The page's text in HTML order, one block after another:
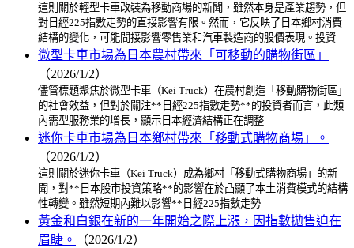
這則關於輕型卡車改裝為移動商場的新聞，雖然本身是產業趨勢，但
對日經225指數走勢的直接影響有限。然而，它反映了日本鄉村消費
結構的變化，可能間接影響零售業和汽車製造商的股價表現。投資
微型卡車市場為日本農村帶來「可移動的購物街區」
（2026/1/2）
儘管標題聚焦於微型卡車（Kei Truck）在農村創造「移動購物街區」
的社會效益，但對於關注**日經225指數走勢**的投資者而言，此類
內需型服務業的增長，顯示日本經濟結構正在調整
迷你卡車市場為日本鄉村帶來「移動式購物商場」。
（2026/1/2）
這則關於迷你卡車（Kei Truck）成為鄉村「移動式購物商場」的新
聞，對**日本股市投資策略**的影響在於凸顯了本土消費模式的結構
性轉變。雖然短期內難以影響**日經225指數走勢
黃金和白銀在新的一年開始之際上漲，因指數拋售迫在
眉睫。
（2026/1/2）